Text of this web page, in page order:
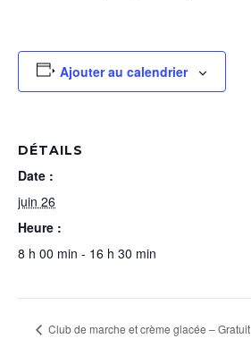
Ajouter au calendrier
DÉTAILS
Date :
juin 26
Heure :
8 h 00 min - 16 h 30 min
Club de marche et crème glacée – Gratuit